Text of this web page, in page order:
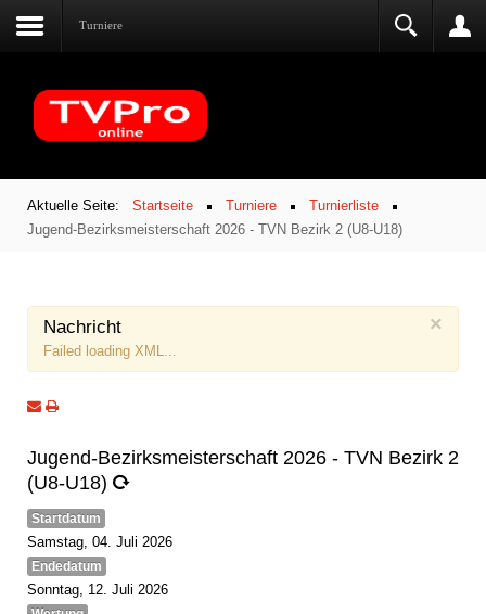
Turniere
Aktuelle Seite: Startseite Turniere
Turnierliste
Jugend-Bezirksmeisterschaft 2026 - TVN Bezirk 2 (U8-U18)
×
Nachricht
Failed loading XML...
Jugend-Bezirksmeisterschaft 2026 - TVN Bezirk 2
(U8-U18)
Startdatum
Samstag, 04. Juli 2026
Endedatum
Sonntag, 12. Juli 2026